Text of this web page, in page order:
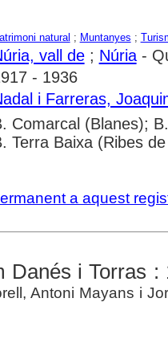
natural ; Muntanyes ;
vall de; Núria-
- 1936
i Farreras,
Comarcal (Blanes);
Terra Baixa (Ribes
a aquest
Danés i Torras :
Antoni Mayans i